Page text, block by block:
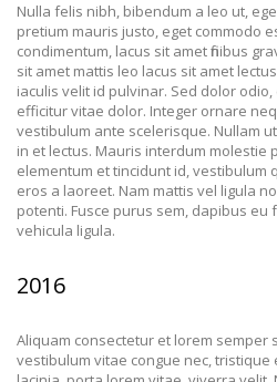
Nulla felis nibh, bibendum a leo ut,
pretium mauris justo, eget commodo
condimentum, lacus sit amet finibus
sit amet mattis leo lacus sit amet
iaculis velit id pulvinar. Sed dolor
efficitur vitae dolor. Integer ornare
vestibulum ante scelerisque. Nullam
in et lectus. Mauris interdum molestie
elementum et tincidunt id, vestibulum
eros a laoreet. Nam mattis vel ligula
potenti. Fusce purus sem, dapibus eu
vehicula ligula.
2016
Aliquam consectetur et lorem semper
vestibulum vitae congue nec,